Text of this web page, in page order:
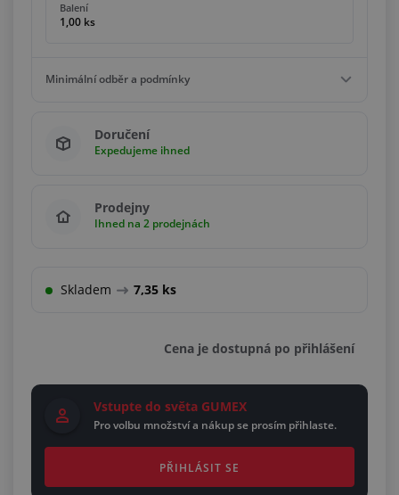
Balení
1,00 ks
Minimální odběr a podmínky
1,00 ks
Násobky 1,00 ks
Doručení
Expedujeme ihned
Prodejny
Ihned na 2 prodejnách
Skladem 7,35 ks
Cena je dostupná po přihlášení
Vstupte do světa GUMEX
Pro volbu množství a nákup se prosím přihlaste.
PŘIHLÁSIT SE